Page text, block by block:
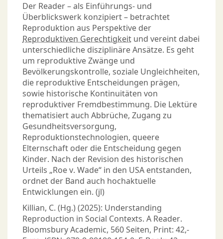
Der Reader – als Einführungs- und
Überblickswerk konzipiert – betrachtet
Reproduktion aus Perspektive der
Reproduktiven Gerechtigkeit und vereint dabei
unterschiedliche disziplinäre Ansätze. Es geht
um reproduktive Zwänge und
Bevölkerungskontrolle, soziale Ungleichheiten,
die reproduktive Entscheidungen prägen,
sowie historische Kontinuitäten von
reproduktiver Fremdbestimmung. Die Lektüre
thematisiert auch Abbrüche, Zugang zu
Gesundheitsversorgung,
Reproduktionstechnologien, queere
Elternschaft oder die Entscheidung gegen
Kinder. Nach der Revision des historischen
Urteils „Roe v. Wade“ in den USA entstanden,
ordnet der Band auch hochaktuelle
Entwicklungen ein. (jl)
Killian, C. (Hg.) (2025): Understanding
Reproduction in Social Contexts. A Reader.
Bloomsbury Academic, 560 Seiten, Print: 42,-